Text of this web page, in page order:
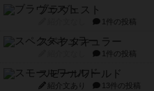
ブラヴェスト
1件の投稿
スペクタキュラー
1件の投稿
スモールワールド
紹介文あり 13件の投稿